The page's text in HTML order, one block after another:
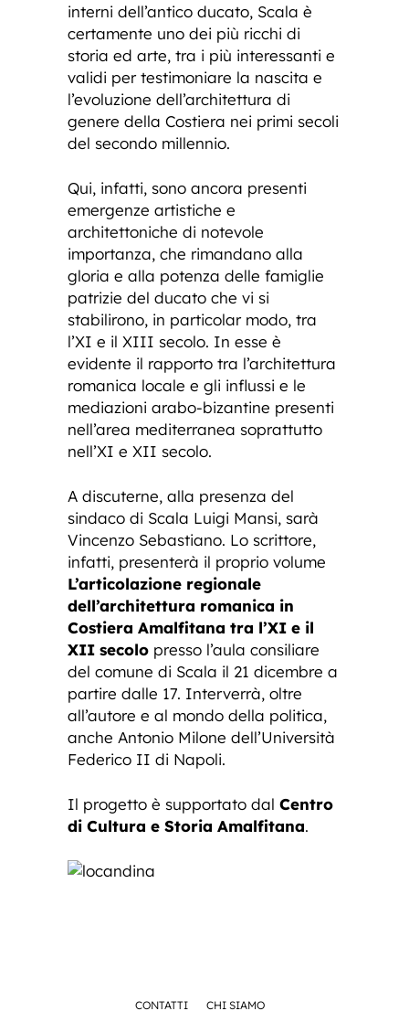
interni dell’antico ducato, Scala è
certamente uno dei più ricchi di
storia ed arte, tra i più interessanti e
validi per testimoniare la nascita e
l’evoluzione dell’architettura di
genere della Costiera nei primi secoli
del secondo millennio.
Qui, infatti, sono ancora presenti
emergenze artistiche e
architettoniche di notevole
importanza, che rimandano alla
gloria e alla potenza delle famiglie
patrizie del ducato che vi si
stabilirono, in particolar modo, tra
l’XI e il XIII secolo. In esse è
evidente il rapporto tra l’architettura
romanica locale e gli influssi e le
mediazioni arabo-bizantine presenti
nell’area mediterranea soprattutto
nell’XI e XII secolo.
A discuterne, alla presenza del
sindaco di Scala Luigi Mansi, sarà
Vincenzo Sebastiano. Lo scrittore,
infatti, presenterà il proprio volume
L’articolazione regionale
dell’architettura romanica in
Costiera Amalfitana tra l’XI e il
XII secolo presso l’aula consiliare
del comune di Scala il 21 dicembre a
partire dalle 17. Interverrà, oltre
all’autore e al mondo della politica,
anche Antonio Milone dell’Università
Federico II di Napoli.
Il progetto è supportato dal Centro
di Cultura e Storia Amalfitana.
CONTATTI CHI SIAMO